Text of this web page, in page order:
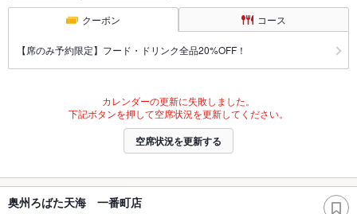
クーポン コース
【席のみ予約限定】フード・ドリンク全品20%OFF！
カレンダーの更新に失敗しました。
下記ボタンを押して空席状況を更新してください。
空席状況を更新する
奥州ろばた天海 一番町店